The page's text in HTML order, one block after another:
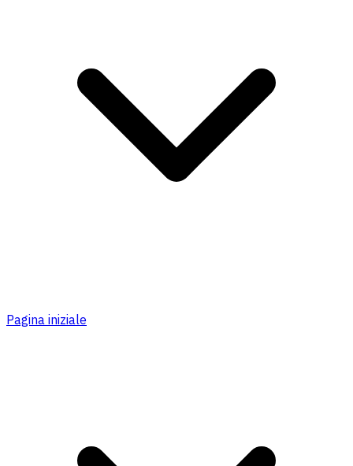
Pagina iniziale